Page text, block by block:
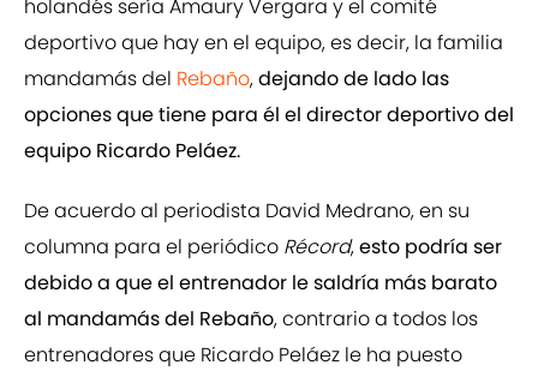
holandés sería Amaury Vergara y el comité
deportivo que hay en el equipo, es decir, la familia
mandamás del Rebaño,dejando de lado las
opciones que tiene para él el director deportivo del
equipo Ricardo Peláez.
De acuerdo al periodista David Medrano, en su
columna para el periódico Récord,esto podría ser
debido a que el entrenador le saldría más barato
al mandamás del Rebaño, contrario a todos los
entrenadores que Ricardo Peláez le ha puesto